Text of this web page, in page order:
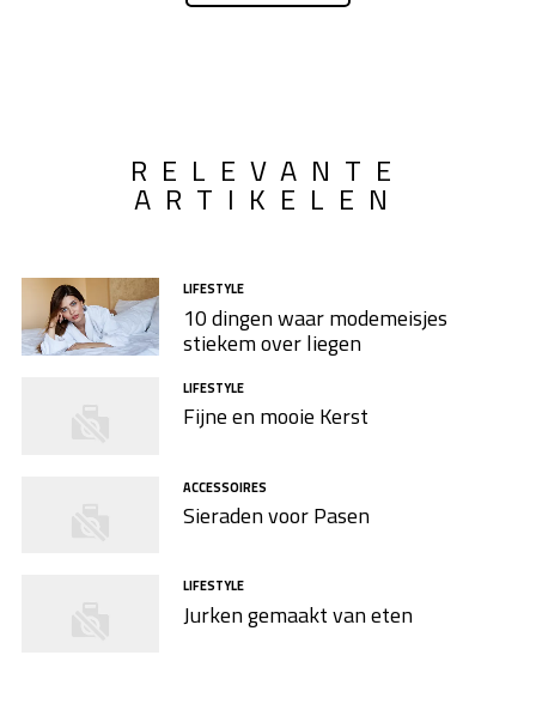
RELEVANTE
ARTIKELEN
LIFESTYLE
10 dingen waar modemeisjes
stiekem over liegen
LIFESTYLE
Fijne en mooie Kerst
ACCESSOIRES
Sieraden voor Pasen
LIFESTYLE
Jurken gemaakt van eten